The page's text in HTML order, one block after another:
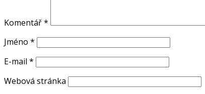
Komentář*
Jméno *
E-mail *
Webová stránka